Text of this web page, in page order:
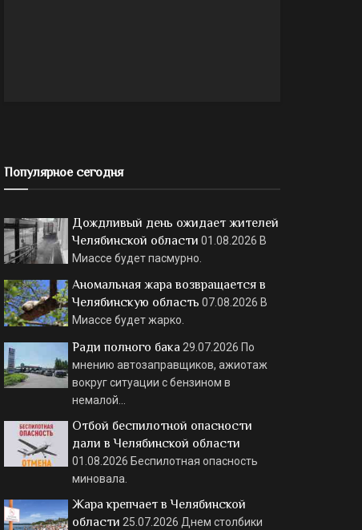
Популярное сегодня
Дождливый день ожидает жителей
Челябинской области 01.08.2026 В
Миассе будет пасмурно.
Аномальная жара возвращается в
Челябинскую область 07.08.2026 В
Миассе будет жарко.
Ради полного бака 29.07.2026 По
мнению автозаправщиков, ажиотаж
вокруг ситуации с бензином в
немалой…
Отбой беспилотной опасности
дали в Челябинской области
01.08.2026 Беспилотная опасность
миновала.
Жара крепчает в Челябинской
области 25.07.2026 Днем столбики